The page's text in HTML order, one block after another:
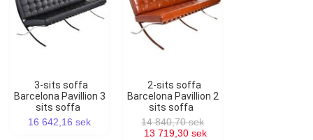
3-sits soffa
Barcelona Pavillion 3
sits soffa
16 642,16 sek
2-sits soffa
Barcelona Pavillion 2
sits soffa
14 840,70 sek
13 719,30 sek